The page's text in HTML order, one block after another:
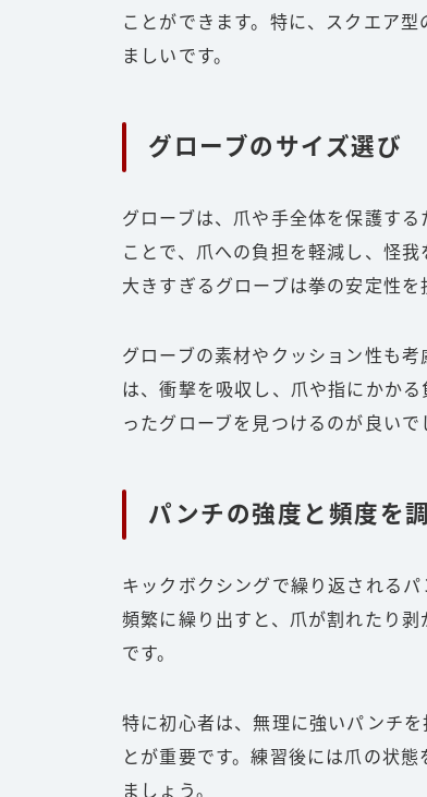
ことができます。特に、スクエア
ましいです。
グローブのサイズ選び
グローブは、爪や手全体を保護す
ことで、爪への負担を軽減し、怪
大きすぎるグローブは拳の安定性を
グローブの素材やクッション性も
は、衝撃を吸収し、爪や指にかか
ったグローブを見つけるのが良いで
パンチの強度と頻度を
キックボクシングで繰り返される
頻繁に繰り出すと、爪が割れたり
です。
特に初心者は、無理に強いパンチ
とが重要です。練習後には爪の状
ましょう。